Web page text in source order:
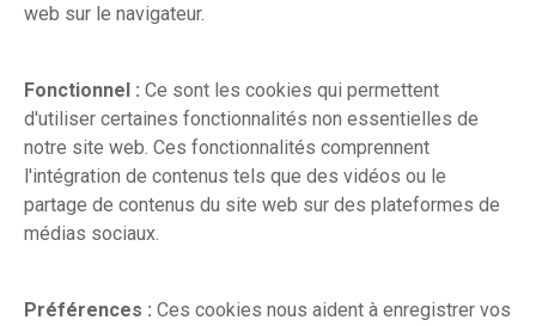
web sur le navigateur.
Fonctionnel : Ce sont les cookies qui permettent
d'utiliser certaines fonctionnalités non essentielles de
notre site web. Ces fonctionnalités comprennent
l'intégration de contenus tels que des vidéos ou le
partage de contenus du site web sur des plateformes de
médias sociaux.
Préférences : Ces cookies nous aident à enregistrer vos